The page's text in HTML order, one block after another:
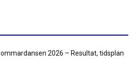
2026 – Resultat, tidsplan